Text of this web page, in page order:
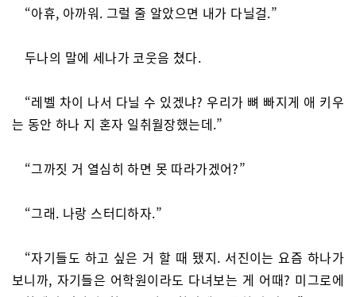
“아휴, 아까워. 그럴 줄 알았으면 내가 다닐걸.”
두나의 말에 세나가 코웃음 쳤다.
“레벨 차이 나서 다닐 수 있겠냐? 우리가 뼈 빠지게 애 키우
는 동안 하나 지 혼자 일취월장했는데.”
“그까짓 거 열심히 하면 못 따라가겠어?”
“그래. 나랑 스터디하자.”
“자기들도 하고 싶은 거 할 때 됐지. 서진이는 요즘 하나가
보니까, 자기들은 어학원이라도 다녀보는 게 어때? 미그로에